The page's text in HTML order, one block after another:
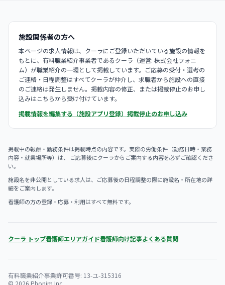
施設関係者の方へ
本ページの求人情報は、クーラにご登録いただいている施設の情報を
もとに、有料職業紹介事業者であるクーラ（運営: 株式会社フォニ
ム）が職業紹介の一環として掲載しています。ご応募の受付・選考の
ご連絡・日程調整はすべてクーラが仲介し、求職者から施設への直接
のご連絡は発生しません。掲載内容の修正、または掲載停止のお申し
込みはこちらから受け付けています。
掲載情報を編集する（施設アプリ登録） 掲載停止のお申し込み
掲載中の報酬・勤務条件は掲載時点の内容です。実際の労働条件（勤務日時・業務
内容・就業場所等）は、 ご応募後にクーラからご案内する内容を必ずご確認くださ
い。
施設名を非公開としている求人は、ご応募後の日程調整の際に施設名・所在地の詳
細をご案内します。
看護師の方の登録・応募・利用はすべて無料です。
クーラ トップ看護師エリアガイド看護師向け記事よくある質問
有料職業紹介事業許可番号: 13-ユ-315316